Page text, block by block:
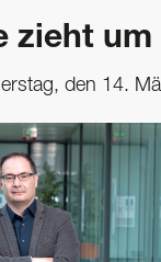
zieht um
den 14.